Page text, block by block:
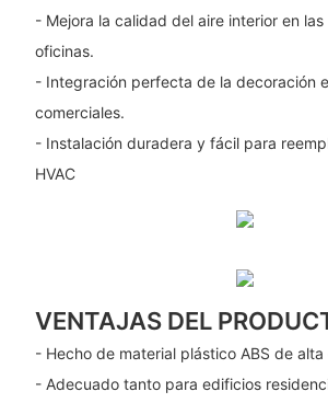
- Mejora la calidad del aire interior en
oficinas.
- Integración perfecta de la decoración
comerciales.
- Instalación duradera y fácil para
HVAC
VENTAJAS DEL
- Hecho de material plástico ABS de
- Adecuado tanto para edificios